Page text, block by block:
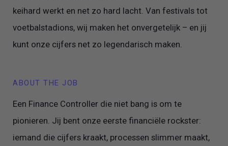
keihard werkt en net zo hard lacht. Van festivals tot
voetbalstadions, wij maken het onvergetelijk – en jij
kunt onze cijfers net zo legendarisch maken.
ABOUT THE JOB
Een Finance Controller die niet bang is om te
pionieren. Jij bent onze eerste financiële rockster:
iemand die cijfers kraakt, processen slimmer maakt,